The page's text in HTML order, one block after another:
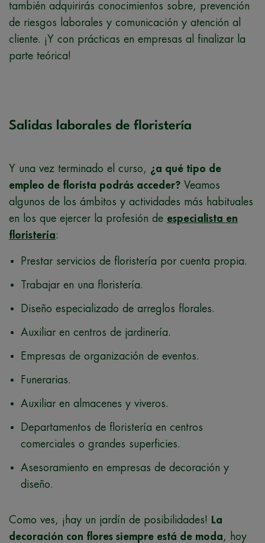
también adquirirás conocimientos sobre, prevención
de riesgos laborales y comunicación y atención al
cliente. ¡Y con prácticas en empresas al finalizar la
parte teórica!
Salidas laborales de floristería
Y una vez terminado el curso, ¿a qué tipo de
empleo de florista podrás acceder? Veamos
algunos de los ámbitos y actividades más habituales
en los que ejercer la profesión de especialista en
floristería:
Prestar servicios de floristería por cuenta propia.
Trabajar en una floristería.
Diseño especializado de arreglos florales.
Auxiliar en centros de jardinería.
Empresas de organización de eventos.
Funerarias.
Auxiliar en almacenes y viveros.
Departamentos de floristería en centros
comerciales o grandes superficies.
Asesoramiento en empresas de decoración y
diseño.
Como ves, ¡hay un jardín de posibilidades!
La
decoración con flores siempre está de moda, hoy